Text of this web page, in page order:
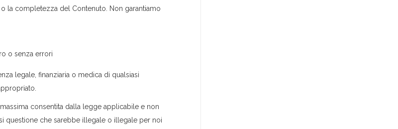
la completezza del Contenuto. Non garantiamo
o senza errori
legale, finanziaria o medica di qualsiasi
consentita dalla legge applicabile e non
questione che sarebbe illegale o illegale per noi